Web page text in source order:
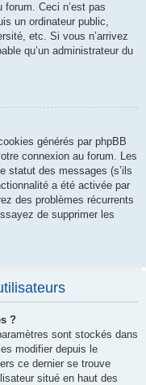
Ceci n’est pas
un ordinateur public,
etc. Si vous n’arrivez
qu’un administrateur du
générés par phpBB
connexion au forum. Les
statut des messages (s’ils
a été activée par
des problèmes récurrents
de supprimer les
?
sont stockés dans
modifier depuis le
ce dernier se trouve
situé en haut des